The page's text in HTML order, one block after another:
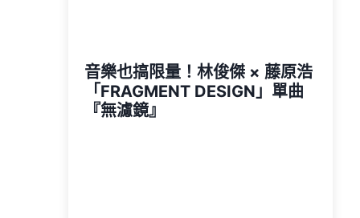
音樂也搞限量！林俊傑 × 藤原浩
「FRAGMENT DESIGN」單曲
『無濾鏡』